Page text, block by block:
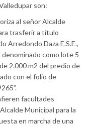
son:
al señor Alcalde
trasferir a título
Arredondo Daza E.S.E.,
como lote 5
2.000 m2 del predio de
con el folio de
facultades
Municipal para la
en marcha de una